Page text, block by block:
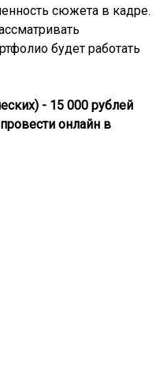
сюжета в кадре.
будет работать
- 15 000 рублей
онлайн в